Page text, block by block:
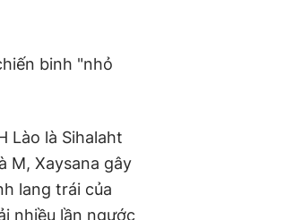
binh "nhỏ
Lào là Sihalaht
M, Xaysana gây
lang trái của
nhiều lần ngước